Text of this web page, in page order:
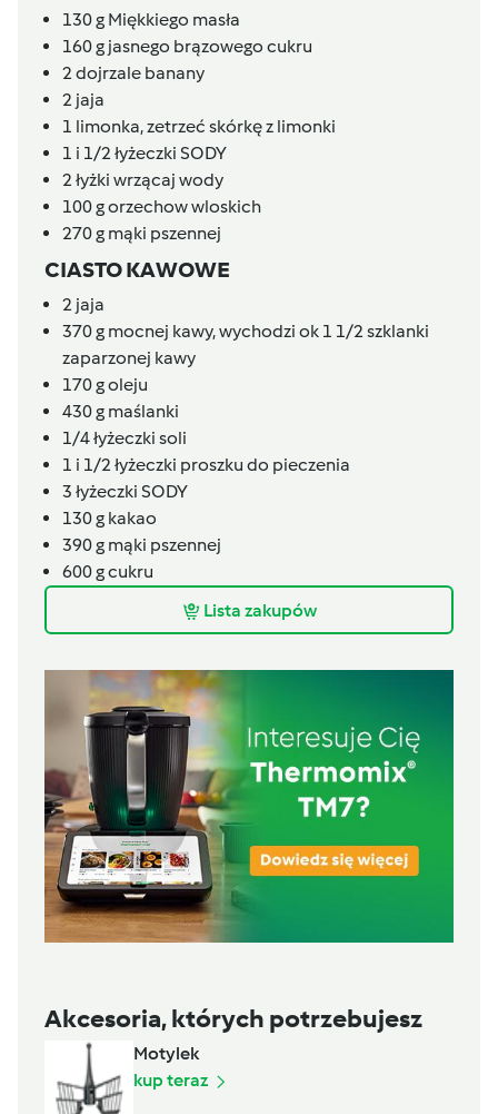
130g Miękkiego masła
160g jasnego brązowego cukru
2dojrzale banany
2 jaja
1 limonka,zetrzeć skórkę z limonki
1 i 1/2łyżeczki SODY
2łyżki wrzącaj wody
100gorzechow wloskich
270g mąki pszennej
CIASTO KAWOWE
2 jaja
370g mocnej kawy,wychodzi ok 1 1/2 szklanki
zaparzonej kawy
170goleju
430g maślanki
1/4łyżeczki soli
1 i 1/2łyżeczki proszku do pieczenia
3 łyżeczki SODY
130g kakao
390g mąki pszennej
600gcukru
Lista zakupów
Akcesoria, których potrzebujesz
Motylek
kup teraz